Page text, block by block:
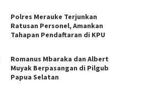
Polres Merauke Terjunkan
Ratusan Personel, Amankan
Tahapan Pendaftaran di KPU
Romanus Mbaraka dan Albert
Muyak Berpasangan di Pilgub
Papua Selatan